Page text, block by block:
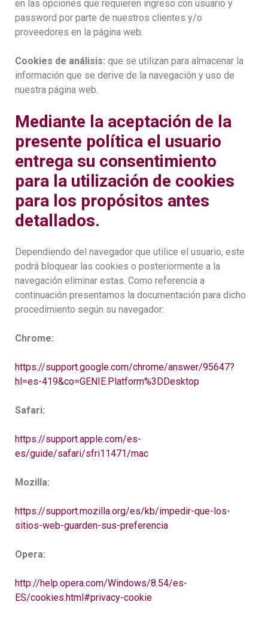
en las opciones que requieren ingreso con usuario y
password por parte de nuestros clientes y/o
proveedores en la página web.
Cookies de análisis: que se utilizan para almacenar la
información que se derive de la navegación y uso de
nuestra página web.
Mediante la aceptación de la
presente política el usuario
entrega su consentimiento
para la utilización de cookies
para los propósitos antes
detallados.
Dependiendo del navegador que utilice el usuario, este
podrá bloquear las cookies o posteriormente a la
navegación eliminar estas. Como referencia a
continuación presentamos la documentación para dicho
procedimiento según su navegador:
Chrome:
https://support.google.com/chrome/answer/95647?
hl=es-419&co=GENIE.Platform%3DDesktop
Safari:
https://support.apple.com/es-
es/guide/safari/sfri11471/mac
Mozilla:
https://support.mozilla.org/es/kb/impedir-que-los-
sitios-web-guarden-sus-preferencia
Opera:
http://help.opera.com/Windows/8.54/es-
ES/cookies.html#privacy-cookie